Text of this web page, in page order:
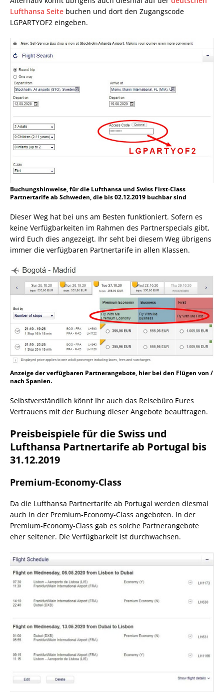
Lufthansa Seite buchen und dort den Zugangscode
LGPARTYOF2 eingeben.
Buchungshinweise, für die Lufthansa und Swiss First-Class
Partnertarife ab Schweden, die bis 02.12.2019 buchbar sind
Dieser Weg hat bei uns am Besten funktioniert. Sofern es
keine Verfügbarkeiten im Rahmen des Partnerspecials gibt,
wird Euch dies angezeigt. Ihr seht bei diesem Weg übrigens
immer die verfügbaren Partnertarife in allen Klassen.
Anzeige der verfügbaren Partnerangebote, hier bei den Flügen von /
nach Spanien.
Selbstverständlich könnt Ihr auch das Reisebüro Eures
Vertrauens mit der Buchung dieser Angebote beauftragen.
Preisbeispiele für die Swiss und
Lufthansa Partnertarife ab Portugal bis
31.12.2019
Premium-Economy-Class
Da die Lufthansa Partnertarife ab Portugal werden diesmal
auch in der Premium-Economy-Class angeboten. In der
Premium-Economy-Class gab es solche Partnerangebote
eher seltener. Die Verfügbarkeit ist durchwachsen.